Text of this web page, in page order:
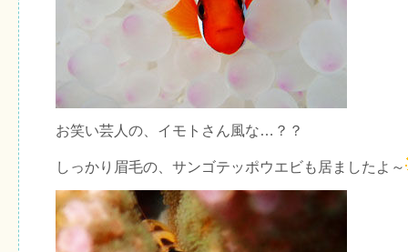
お笑い芸人の、イモトさん風な…？？
しっかり眉毛の、サンゴテッポウエビも居ましたよ～